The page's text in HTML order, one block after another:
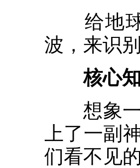
给地球
波，来识
核心知
想象一
上了一副
们看不见